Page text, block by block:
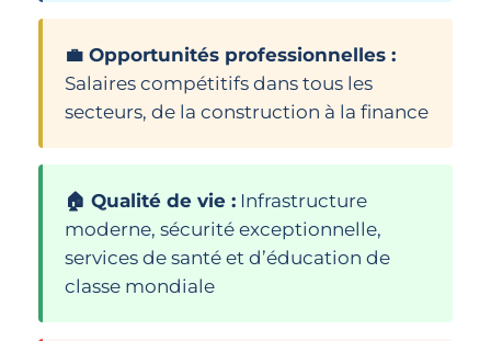
💼 Opportunités professionnelles :
Salaires compétitifs dans tous les
secteurs, de la construction à la finance
🏠 Qualité de vie : Infrastructure
moderne, sécurité exceptionnelle,
services de santé et d’éducation de
classe mondiale